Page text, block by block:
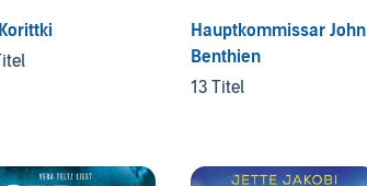
Hauptkommissar John
Benthien
13 Titel